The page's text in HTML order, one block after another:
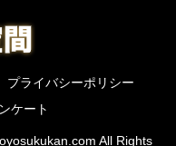
プライバシーポリシー
ケート
All Rights